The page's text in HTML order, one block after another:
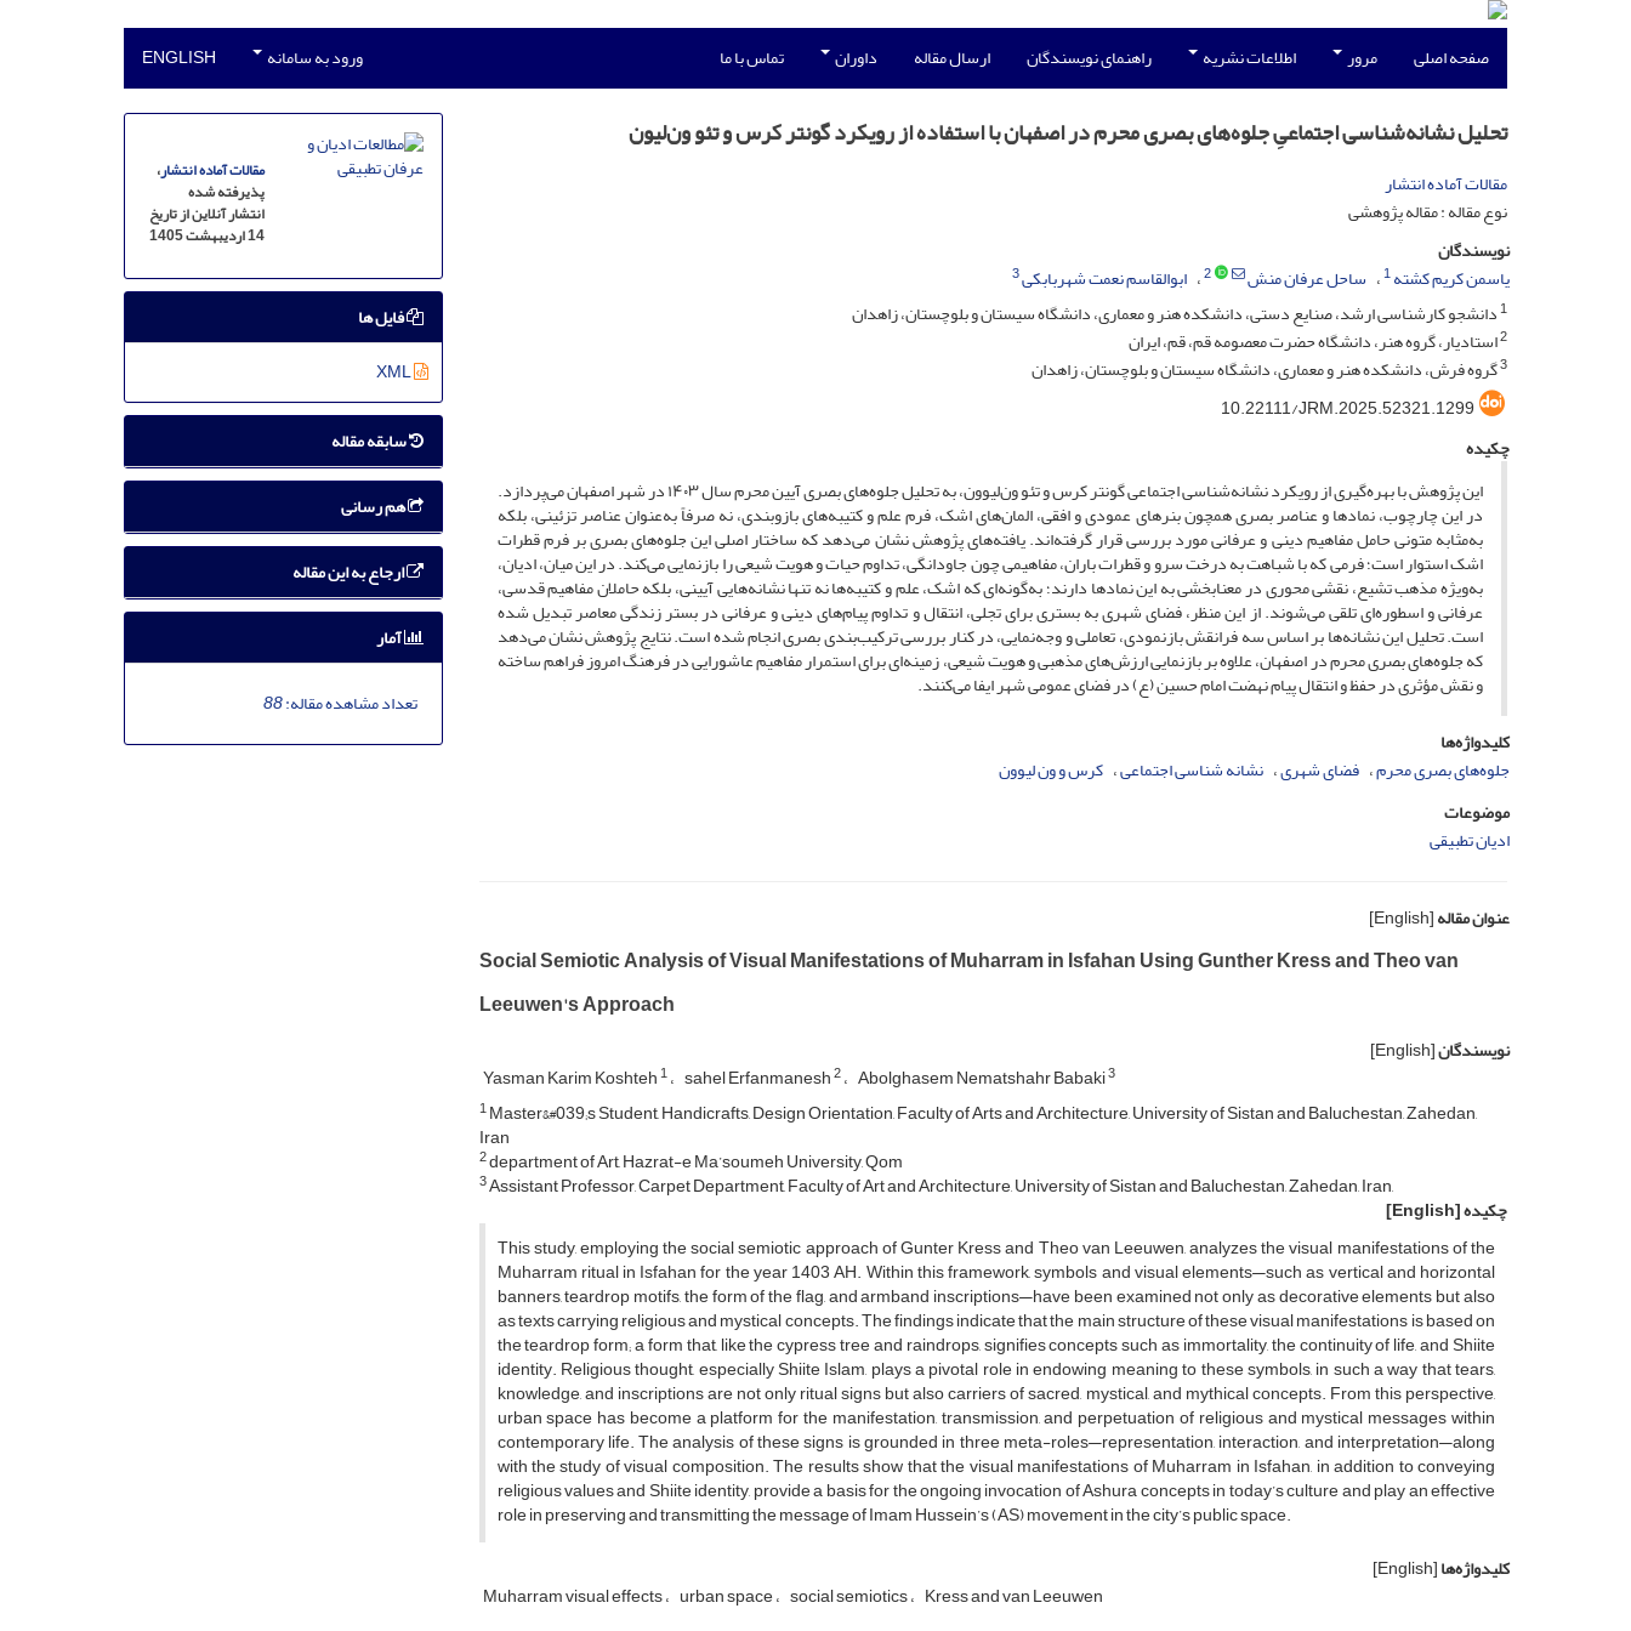
صفحه اصلی مرور اطلاعات نشریه راهنمای نویسندگان ارسال مقاله داوران تماس با ما ورود به سامانه ENGLISH
تحلیل نشانه‌شناسی اجتماعیِ جلوه‌های بصری محرم در اصفهان با استفاده از رویکرد گونتر کرس و تئو ون‌لیون
مقالات آماده انتشار
نوع مقاله : مقاله پژوهشی
نویسندگان
یاسمن کریم کشته1 ساحل عرفان منش 2 ابوالقاسم نعمت شهربابکی3
1دانشجو کارشناسی ارشد، صنایع دستی، دانشکده هنر و معماری، دانشگاه سیستان و بلوچستان، زاهدان
2استادیار، گروه هنر، دانشگاه حضرت معصومه قم، قم، ایران
3گروه فرش، دانشکده هنر و معماری، دانشگاه سیستان و بلوچستان، زاهدان
10.22111/JRM.2025.52321.1299
چکیده
این پژوهش با بهره‌گیری از رویکرد نشانه‌شناسی اجتماعی گونتر کرس و تئو ون‌لیوون، به تحلیل جلوه‌های بصری آیین محرم سال ۱۴۰۳ در شهر اصفهان می‌پردازد.
در این چارچوب، نمادها و عناصر بصری همچون بنرهای عمودی و افقی، المان‌های اشک، فرم علم و کتیبه‌های بازوبندی، نه صرفاً به‌عنوان عناصر تزئینی، بلکه
به‌مثابه متونی حامل مفاهیم دینی و عرفانی مورد بررسی قرار گرفته‌اند. یافته‌های پژوهش نشان می‌دهد که ساختار اصلی این جلوه‌های بصری بر فرم قطرات
اشک استوار است؛ فرمی که با شباهت به درخت سرو و قطرات باران، مفاهیمی چون جاودانگی، تداوم حیات و هویت شیعی را بازنمایی می‌کند. در این میان، ادیان،
به‌ویژه مذهب تشیع، نقشی محوری در معنابخشی به این نمادها دارند؛ به‌گونه‌ای که اشک، علم و کتیبه‌ها نه تنها نشانه‌هایی آیینی، بلکه حاملان مفاهیم قدسی،
عرفانی و اسطوره‌ای تلقی می‌شوند. از این منظر، فضای شهری به بستری برای تجلی، انتقال و تداوم پیام‌های دینی و عرفانی در بستر زندگی معاصر تبدیل شده
است. تحلیل این نشانه‌ها بر اساس سه فرانقش بازنمودی، تعاملی و وجه‌نمایی، در کنار بررسی ترکیب‌بندی بصری انجام شده است. نتایج پژوهش نشان می‌دهد
که جلوه‌های بصری محرم در اصفهان، علاوه بر بازنمایی ارزش‌های مذهبی و هویت شیعی، زمینه‌ای برای استمرار مفاهیم عاشورایی در فرهنگ امروز فراهم ساخته
و نقش مؤثری در حفظ و انتقال پیام نهضت امام حسین (ع) در فضای عمومی شهر ایفا می‌کنند.
کلیدواژه‌ها
جلوه‌های بصری محرم فضای شهری نشانه شناسی اجتماعی کرس و ون لیوون
موضوعات
ادیان تطبیقی
عنوان مقاله[English]
Social Semiotic Analysis of Visual Manifestations of Muharram in Isfahan Using Gunther Kress and Theo van
Leeuwen's Approach
نویسندگان[English]
Yasman Karim Koshteh1 sahel Erfanmanesh2 Abolghasem Nematshahr Babaki3
1Master&#039;s Student, Handicrafts, Design Orientation, Faculty of Arts and Architecture, University of Sistan and Baluchestan, Zahedan,
Iran
2department of Art, Hazrat-e Ma’soumeh University, Qom
3Assistant Professor, Carpet Department, Faculty of Art and Architecture, University of Sistan and Baluchestan, Zahedan, Iran,
چکیده[English]
This study, employing the social semiotic approach of Gunter Kress and Theo van Leeuwen, analyzes the visual manifestations of the
Muharram ritual in Isfahan for the year 1403 AH. Within this framework, symbols and visual elements—such as vertical and horizontal
banners, teardrop motifs, the form of the flag, and armband inscriptions—have been examined not only as decorative elements but also
as texts carrying religious and mystical concepts. The findings indicate that the main structure of these visual manifestations is based on
the teardrop form; a form that, like the cypress tree and raindrops, signifies concepts such as immortality, the continuity of life, and Shiite
identity. Religious thought, especially Shiite Islam, plays a pivotal role in endowing meaning to these symbols, in such a way that tears,
knowledge, and inscriptions are not only ritual signs but also carriers of sacred, mystical, and mythical concepts. From this perspective,
urban space has become a platform for the manifestation, transmission, and perpetuation of religious and mystical messages within
contemporary life. The analysis of these signs is grounded in three meta-roles—representation, interaction, and interpretation—along
with the study of visual composition. The results show that the visual manifestations of Muharram in Isfahan, in addition to conveying
religious values and Shiite identity, provide a basis for the ongoing invocation of Ashura concepts in today’s culture and play an effective
role in preserving and transmitting the message of Imam Hussein’s (AS) movement in the city’s public space.
کلیدواژه‌ها[English]
Muharram visual effects urban space social semiotics Kress and van Leeuwen
مقالات آماده انتشار،
پذیرفته شده
انتشار آنلاین از تاریخ
14 اردیبهشت 1405
فایل ها
XML
سابقه مقاله
هم رسانی
ارجاع به این مقاله
آمار
تعداد مشاهده مقاله:88